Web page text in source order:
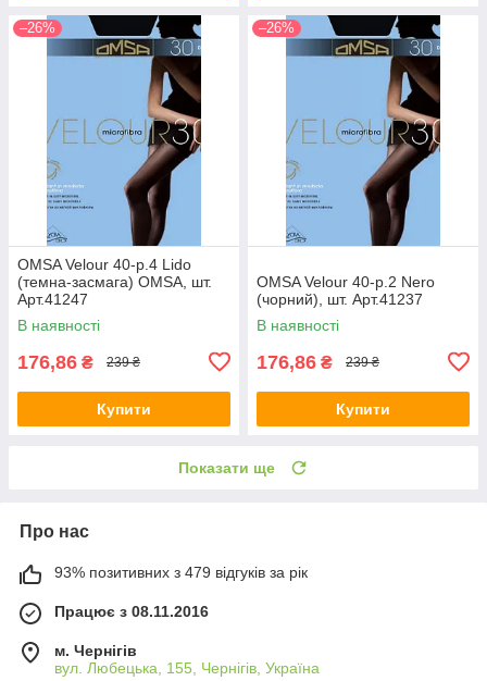
–26%
OMSA Velour 40-р.4 Lido
(темна-засмага) OMSA, шт.
Арт.41247
В наявності
176,86 ₴ 239 ₴
Купити
–26%
OMSA Velour 40-р.2 Nero
(чорний), шт. Арт.41237
В наявності
176,86 ₴ 239 ₴
Купити
Показати ще
Про нас
93% позитивних з 479 відгуків за рік
Працює з 08.11.2016
м. Чернігів
вул. Любецька, 155, Чернігів, Україна